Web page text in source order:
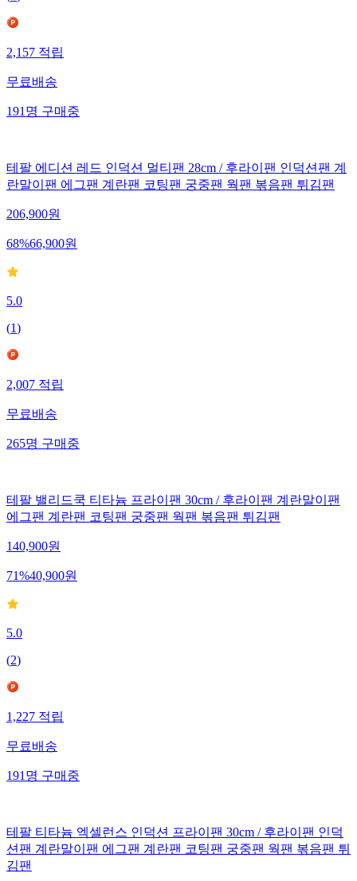
2,157 적립
무료배송
191 명 구매중
테팔 에디션 레드 인덕션 멀티팬 28cm / 후라이팬 인덕션팬 계
란말이팬 에그팬 계란팬 코팅팬 궁중팬 웍팬 볶음팬 튀김팬
206,900원
68%66,900원
5.0
(1)
2,007 적립
무료배송
265명 구매중
테팔 밸리드쿡 티타늄 프라이팬 30cm / 후라이팬 계란말이팬
에그팬 계란팬 코팅팬 궁중팬 웍팬 볶음팬 튀김팬
140,900원
71%40,900원
5.0
(2)
1,227적립
무료배송
191명구매중
테팔 티타늄 엑셀런스 인덕션 프라이팬 30cm / 후라이팬 인덕
션팬 계란말이팬 에그팬 계란팬 코팅팬 궁중팬 웍팬 볶음팬 튀
김팬